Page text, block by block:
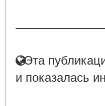
Эта
и показалась